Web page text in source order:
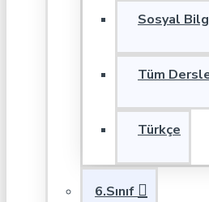
Sosyal
Tüm
Türkçe
6.Sınıf